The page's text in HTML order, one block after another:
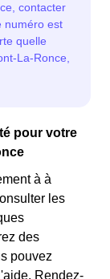
pour votre
à à
les
des
pouvez
Rendez-